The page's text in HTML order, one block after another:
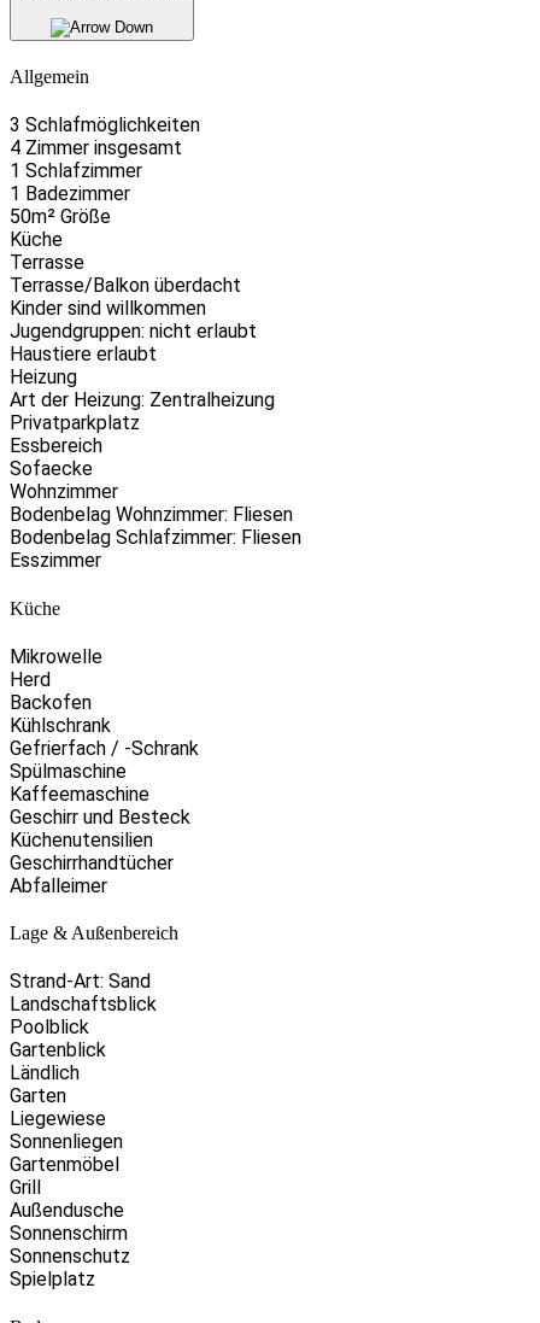
Allgemein
3 Schlafmöglichkeiten
4 Zimmer insgesamt
1 Schlafzimmer
1 Badezimmer
50m² Größe
Küche
Terrasse
Terrasse/Balkon überdacht
Kinder sind willkommen
Jugendgruppen: nicht erlaubt
Haustiere erlaubt
Heizung
Art der Heizung: Zentralheizung
Privatparkplatz
Essbereich
Sofaecke
Wohnzimmer
Bodenbelag Wohnzimmer: Fliesen
Bodenbelag Schlafzimmer: Fliesen
Esszimmer
Küche
Mikrowelle
Herd
Backofen
Kühlschrank
Gefrierfach / -Schrank
Spülmaschine
Kaffeemaschine
Geschirr und Besteck
Küchenutensilien
Geschirrhandtücher
Abfalleimer
Lage & Außenbereich
Strand-Art: Sand
Landschaftsblick
Poolblick
Gartenblick
Ländlich
Garten
Liegewiese
Sonnenliegen
Gartenmöbel
Grill
Außendusche
Sonnenschirm
Sonnenschutz
Spielplatz